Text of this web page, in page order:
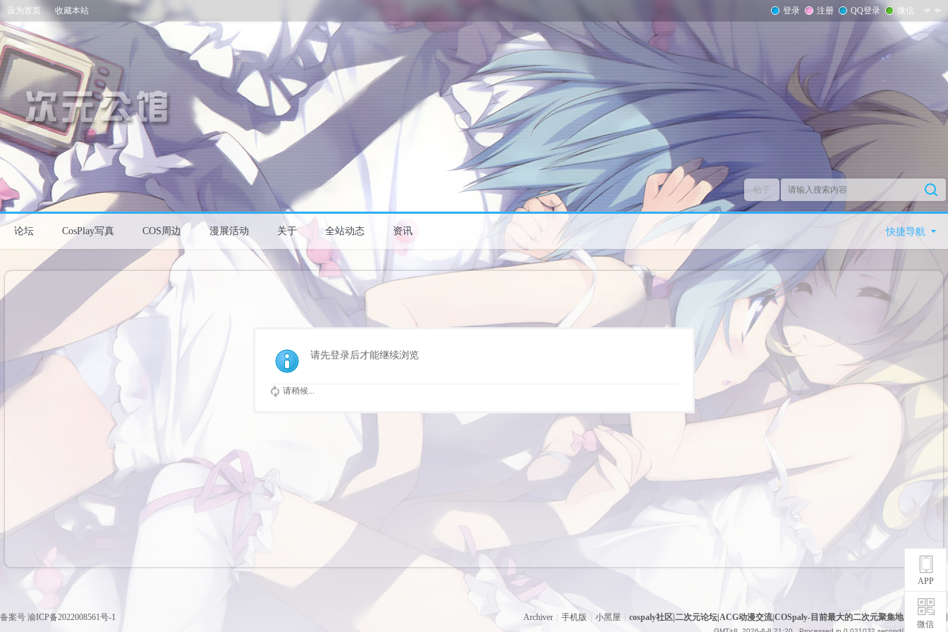
设为首页 收藏本站 登录 注册 QQ登录 微信
帖子
快捷导航
论坛 CosPlay写真 COS周边 漫展活动 关于 全站动态 资讯
请先登录后才能继续浏览
请稍候...
Archiver 手机版 小黑屋 cospaly社区|二次元论坛|ACG动漫交流|COSpaly-目前最大的二次元聚集地 网站地图
备案号 渝ICP备2022008561号-1
APP
微信